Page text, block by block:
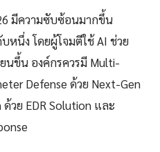
มีความซับซ้อนมากขึ้น
หนึ่ง โดยผู้โจมตีใช้ AI ช่วย
นขึ้น องค์กรควรมี Multi-
Defense ด้วย Next-Gen
วย EDR Solution และ